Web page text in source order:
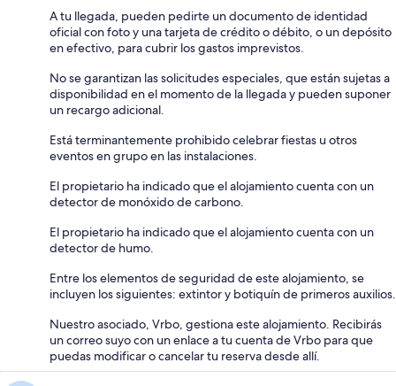
A tu llegada, pueden pedirte un documento de identidad
oficial con foto y una tarjeta de crédito o débito, o un depósito
en efectivo, para cubrir los gastos imprevistos.
No se garantizan las solicitudes especiales, que están sujetas a
disponibilidad en el momento de la llegada y pueden suponer
un recargo adicional.
Está terminantemente prohibido celebrar fiestas u otros
eventos en grupo en las instalaciones.
El propietario ha indicado que el alojamiento cuenta con un
detector de monóxido de carbono.
El propietario ha indicado que el alojamiento cuenta con un
detector de humo.
Entre los elementos de seguridad de este alojamiento, se
incluyen los siguientes: extintor y botiquín de primeros auxilios.
Nuestro asociado, Vrbo, gestiona este alojamiento. Recibirás
un correo suyo con un enlace a tu cuenta de Vrbo para que
puedas modificar o cancelar tu reserva desde allí.